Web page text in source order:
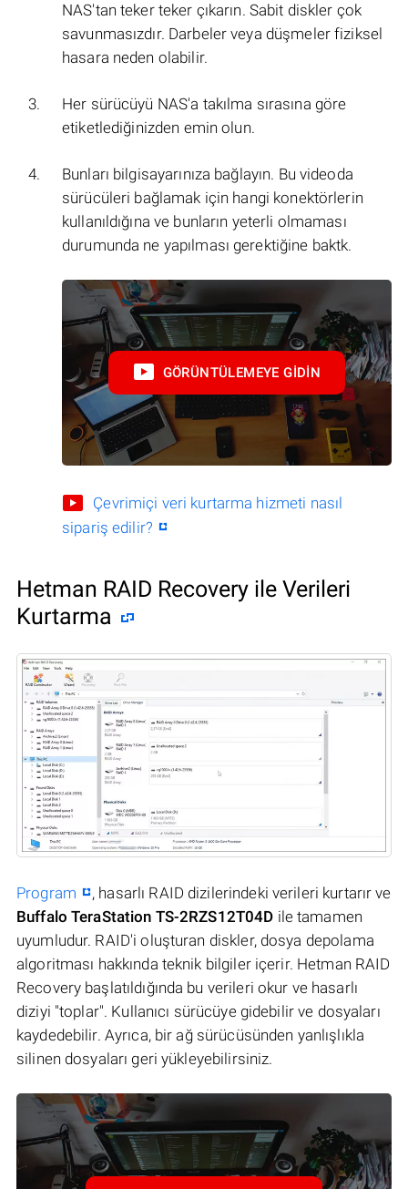
NAS'tan teker teker çıkarın. Sabit diskler çok
savunmasızdır. Darbeler veya düşmeler fiziksel
hasara neden olabilir.
Her sürücüyü NAS'a takılma sırasına göre
etiketlediğinizden emin olun.
Bunları bilgisayarınıza bağlayın. Bu videoda
sürücüleri bağlamak için hangi konektörlerin
kullanıldığına ve bunların yeterli olmaması
durumunda ne yapılması gerektiğine baktk.
GÖRÜNTÜLEMEYE GIDIN
Çevrimiçi veri kurtarma hizmeti nasıl
sipariş edilir?
Hetman RAID Recovery ile Verileri
Kurtarma
Program
, hasarlı RAID dizilerindeki verileri kurtarır ve
Buffalo TeraStation TS-2RZS12T04D ile tamamen
uyumludur. RAID'i oluşturan diskler, dosya depolama
algoritması hakkında teknik bilgiler içerir. Hetman RAID
Recovery başlatıldığında bu verileri okur ve hasarlı
diziyi "toplar". Kullanıcı sürücüye gidebilir ve dosyaları
kaydedebilir. Ayrıca, bir ağ sürücüsünden yanlışlıkla
silinen dosyaları geri yükleyebilirsiniz.